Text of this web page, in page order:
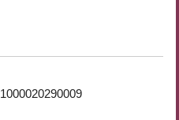
1000020290009